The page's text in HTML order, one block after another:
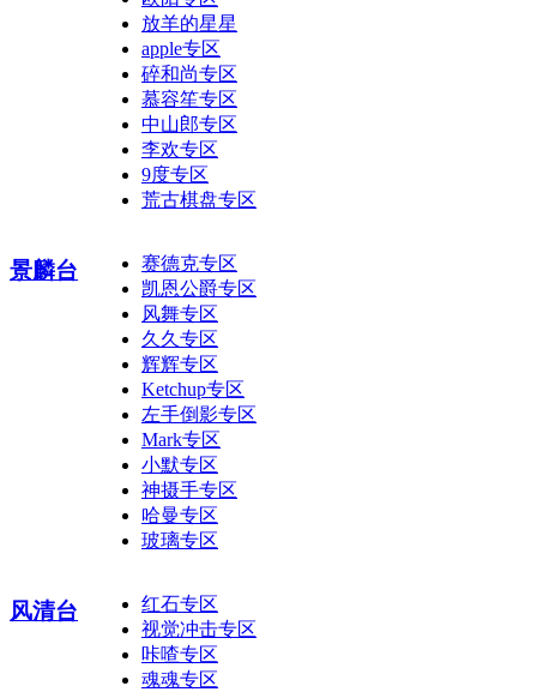
放羊的星星
apple专区
碎和尚专区
慕容笙专区
中山郎专区
李欢专区
9度专区
荒古棋盘专区
景麟台
赛德克专区
凯恩公爵专区
风舞专区
久久专区
辉辉专区
Ketchup专区
左手倒影专区
Mark专区
小默专区
神摄手专区
哈曼专区
玻璃专区
风清台
红石专区
视觉冲击专区
咔喳专区
魂魂专区